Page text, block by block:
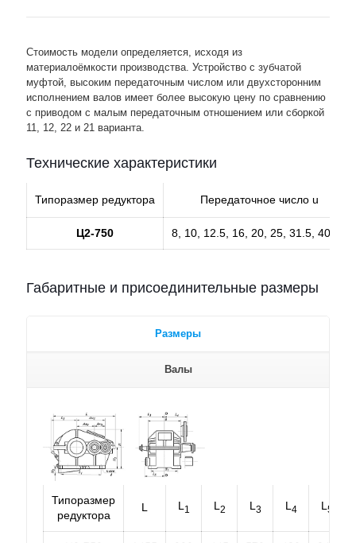
Стоимость модели определяется, исходя из
материалоёмкости производства. Устройство с зубчатой
муфтой, высоким передаточным числом или двухсторонним
исполнением валов имеет более высокую цену по сравнению
с приводом с малым передаточным отношением или сборкой
11, 12, 22 и 21 варианта.
Технические характеристики
Типоразмер редуктора Передаточное число u
Ц2-750 8, 10, 12.5, 16, 20, 25, 31.5, 40,50
Габаритные и присоединительные размеры
Размеры
Валы
Типоразмер
редуктора
L L 1 L 2 L 3 L 4 L 5